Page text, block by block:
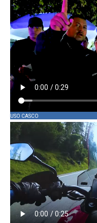
USO CASCO